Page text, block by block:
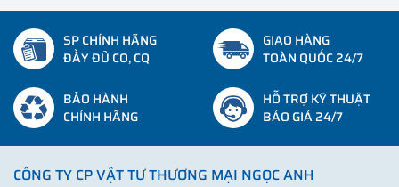
SP CHÍNH HÃNG
ĐẦY ĐỦ CO, CQ
GIAO HÀNG
TOÀN QUỐC 24/7
BẢO HÀNH
CHÍNH HÃNG
HỖ TRỢ KỸ THUẬT
BÁO GIÁ 24/7
CÔNG TY CP VẬT TƯ THƯƠNG MẠI NGỌC ANH